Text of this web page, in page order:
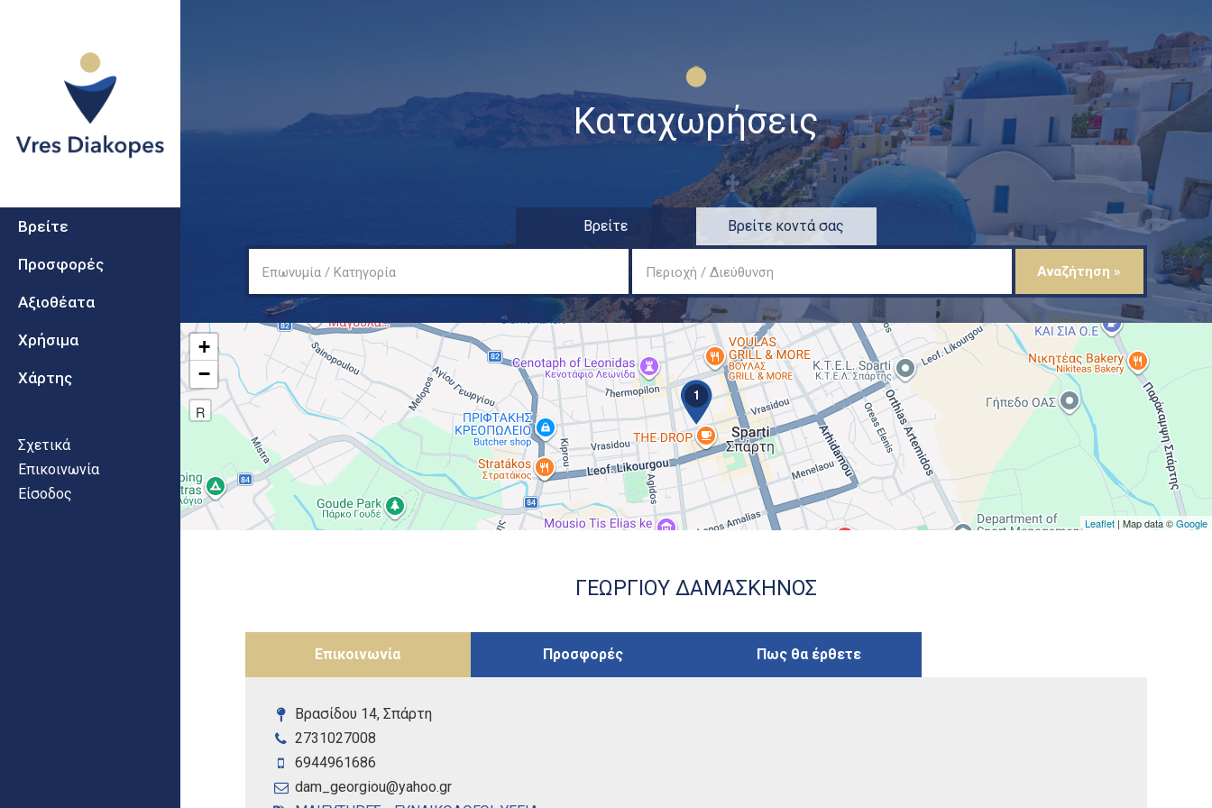
Vres
Diakopes
Secondary
Βρείτε
Προσφορές
Αξιοθέατα
Χρήσιμα
Χάρτης
Σχετικά
Επικοινωνία
Είσοδος
Καταχωρήσεις
Βρείτε Βρείτε κοντά σας
Επωνυμία / Κατηγορία Περιοχή / Διεύθυνση
1
+
−
R
Leaflet | Map data ©Google
ΓΕΩΡΓΙΟΥ ΔΑΜΑΣΚΗΝΟΣ
Tabs group καταχώρησης
Επικοινωνία Προσφορές Πως θα έρθετε
Βρασίδου 14, Σπάρτη
2731027008
6944961686
dam_georgiou@yahoo.gr